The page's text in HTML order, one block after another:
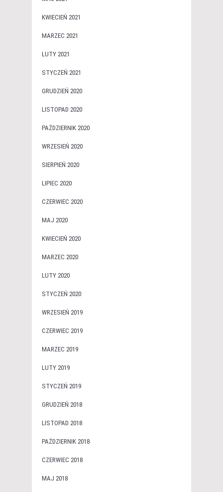
KWIECIEŃ 2021
MARZEC 2021
LUTY 2021
STYCZEŃ 2021
GRUDZIEŃ 2020
LISTOPAD 2020
PAŹDZIERNIK 2020
WRZESIEŃ 2020
SIERPIEŃ 2020
LIPIEC 2020
CZERWIEC 2020
MAJ 2020
KWIECIEŃ 2020
MARZEC 2020
LUTY 2020
STYCZEŃ 2020
WRZESIEŃ 2019
CZERWIEC 2019
MARZEC 2019
LUTY 2019
STYCZEŃ 2019
GRUDZIEŃ 2018
LISTOPAD 2018
PAŹDZIERNIK 2018
CZERWIEC 2018
MAJ 2018